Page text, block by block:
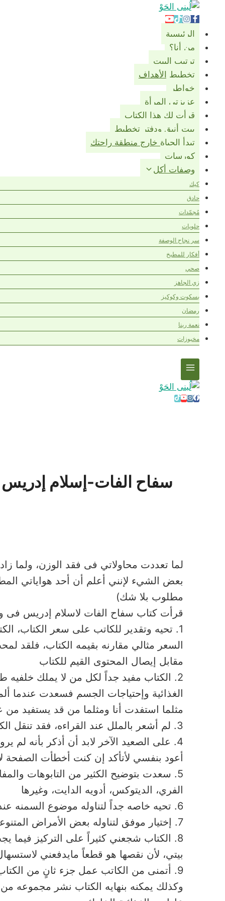
المحتوى
الرئيسية
من أنا؟
ترتيب البيت
تخطيط الأهداف
خواطر
عزيزتي المرأة
قرأت لك هذا الكتاب
بيت أنيق ودفتر تخطيط
تبدأ الحياة خارج منطقة راحتك
كورسات
وصفات أكل
كيك
حادق
مُجمّدات
حلويات
سر نجاح الوصفة
أفكار للمطبخ
صحي
زي الجاهز
بسكوت وكوكيز
رمضان
نعمة ربنا
مخبوزات
سفاح الفات-إسلام إدريس
لما تعددت محاولاتي فى فقد الوزن، ولما
بعض الشيء لإنني أعلم أن أحد هواياتي
مطلوب بلا شك)
قرأت كتاب سفاح الفات لاسلام إدريس فى
السعر مثالي مقارنه بقيمه الكتاب، فلقد
مقابل إيصال المحتوى القيم للكتاب
2. الكتاب مفيد جداً لكل من لا يملك
الغذائية وإحتياجات الجسم فسعدت عندما
مثلما استفدت أنا ومثلما من قد يستفيد من
3. لم أشعر بالملل عند القراءه، فقد تنقل الكاتب بخفه بين السطور بل كان بها من الإثاره والتشويق مايجعلني أقطع صفحاتها سريعاً دون مجهود
4. على الصعيد الآخر لابد أن أذكر بأنه
أعود بنفسي لأتأكد إن كنت أخطأت الصفحة
5. سعدت بتوضيح الكثير من التابوهات
الفري، الديتوكس، أدويه الدايت، وغيرها
6. تحيه خاصه جداً لتناوله موضوع السمنه عند الأطفال!
7. إختيار موفق لتناوله بعض الأمراض المتنوعه وكيفيه التعامل معها، مثل تغذيه مرضى السكر وأمراض الغده الدرقيه وكذلك تغذيه كبار السن
8. الكتاب شجعني كثيراً على التركيز فيما
بيتي، لأن نقصها هو قطعاً مايدفعني
9. أتمنى من الكاتب عمل جزء ثانٍ من
وكذلك يمكنه بنهايه الكتاب نشر مجموعه من